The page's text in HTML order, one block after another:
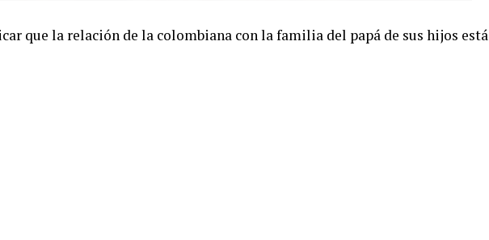
que la relación de la colombiana con la familia del papá de sus hijos está